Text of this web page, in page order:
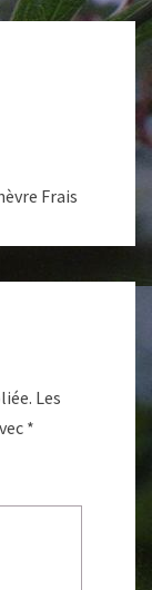
Frais
Les
*